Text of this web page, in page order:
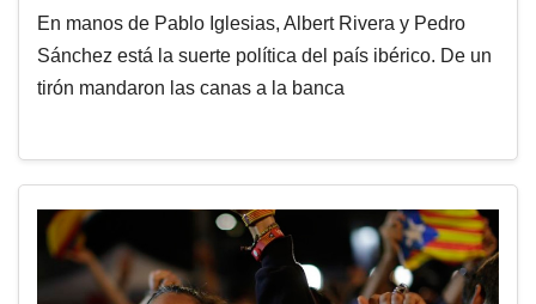
En manos de Pablo Iglesias, Albert Rivera y Pedro
Sánchez está la suerte política del país ibérico. De un
tirón mandaron las canas a la banca